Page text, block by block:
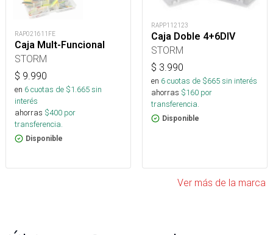
RAP021611FE
Caja Mult-Funcional
STORM
$ 9.990
en 6cuotas de $1.665sin
interés
ahorras $400 por
transferencia.
Disponible
RAPP112123
Caja Doble 4+6DIV
STORM
$ 3.990
en 6cuotas de $665sin interés
ahorras $160 por
transferencia.
Disponible
Ver más de la marca